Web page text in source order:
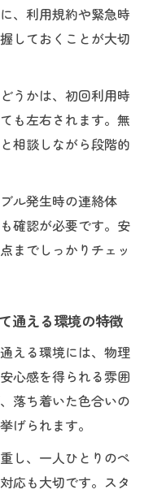
、利用規約や緊急時
しておくことが大切
うかは、初回利用時
も左右されます。無
相談しながら段階的
ル発生時の連絡体
確認が必要です。安
までしっかりチェッ
通える環境の特徴
える環境には、物理
心感を得られる雰囲
落ち着いた色合いの
げられます。
し、一人ひとりのペ
応も大切です。スタ